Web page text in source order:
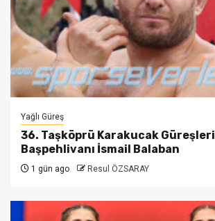
Yağlı Güreş
36. Taşköprü Karakucak Güreşleri
Başpehlivanı İsmail Balaban
1 gün ago Resul ÖZSARAY